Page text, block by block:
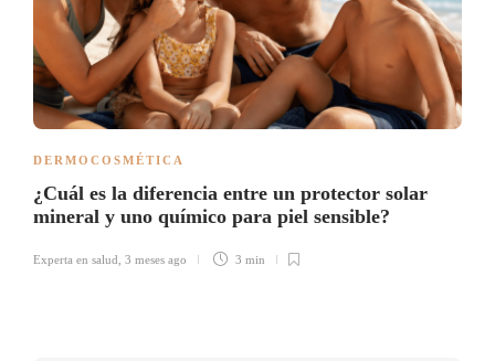
DERMOCOSMÉTICA
¿Cuál es la diferencia entre un protector solar
mineral y uno químico para piel sensible?
Experta en salud 3 meses ago 3 min